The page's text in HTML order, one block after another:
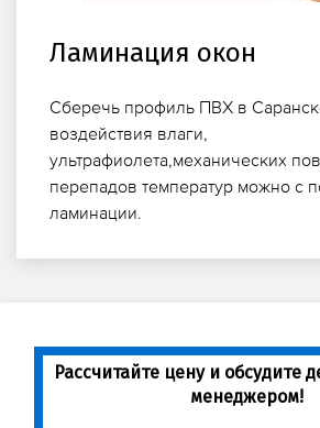
Ламинация окон
Сберечь профиль ПВХ в
воздействия влаги,
ультрафиолета,механических
перепадов температур можно с
ламинации.
Рассчитайте цену и обсудите
менеджером!